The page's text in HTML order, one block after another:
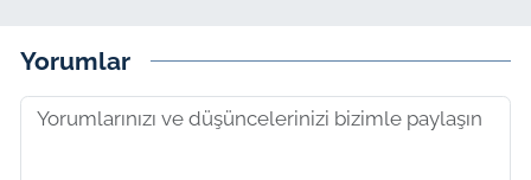
Yorumlar